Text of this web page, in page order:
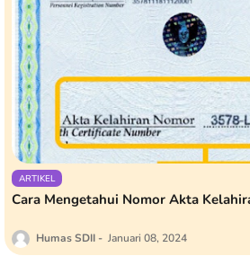
ARTIKEL
Cara Mengetahui Nomor Akta
Humas SDII Januari 08, 2024